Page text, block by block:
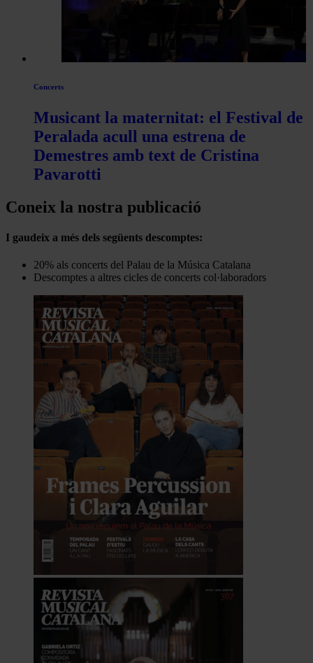
Concerts
Musicant la maternitat: el Festival de
Peralada acull una estrena de
Demestres amb text de Cristina
Pavarotti
Coneix la nostra publicació
I gaudeix a més dels següents descomptes:
20% als concerts del Palau de la Música Catalana
Descomptes a altres cicles de concerts col·laboradors